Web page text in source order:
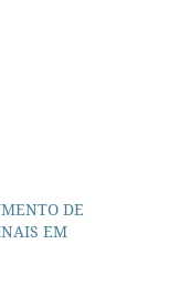
DE
EM